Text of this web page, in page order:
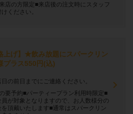
店の方限定■来店後の注文時にスタッフ
ください。
上げ】★飲み放題にスパークリン
プラス550円(込)
の前日までにご連絡ください。
要予約■パーティープラン利用時限定■
員が対象となりますので、お人数様分の
を頂戴いたします■通常はスパークリン